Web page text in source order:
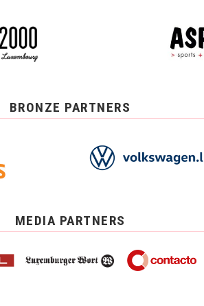
BRONZE PARTNERS
MEDIA PARTNERS